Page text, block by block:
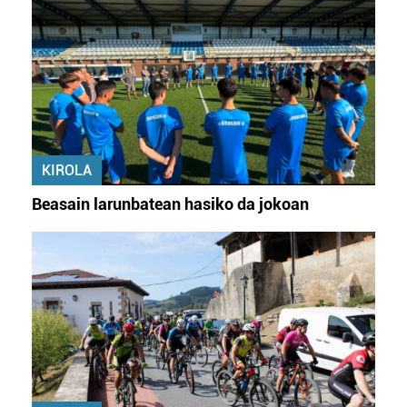
zure baimena Cookieen adierazpenean.
Webgune honek cookie propioak eta hirugarrenen cookie-
fitxategiak erabiltzen ditu. Zure esperientzia eta
zerbitzuak hobetzeko asmoz, cookie teknologiaz
baliatzen gara. Ohar hau onartuz gero, teknologia hori
erabiltzeko baimen esplizitua ematen diguzu.Gehiago
irakurri
KIROLA
Beasain larunbatean hasiko da jokoan